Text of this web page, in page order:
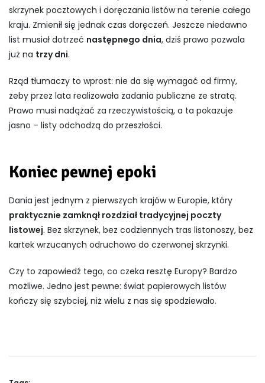
skrzynek pocztowych i doręczania listów na terenie całego
kraju. Zmienił się jednak czas doręczeń. Jeszcze niedawno
list musiał dotrzeć następnego dnia, dziś prawo pozwala
już na trzy dni.
Rząd tłumaczy to wprost: nie da się wymagać od firmy,
żeby przez lata realizowała zadania publiczne ze stratą.
Prawo musi nadążać za rzeczywistością, a ta pokazuje
jasno – listy odchodzą do przeszłości.
Koniec pewnej epoki
Dania jest jednym z pierwszych krajów w Europie, który
praktycznie zamknął rozdział tradycyjnej poczty
listowej. Bez skrzynek, bez codziennych tras listonoszy, bez
kartek wrzucanych odruchowo do czerwonej skrzynki.
Czy to zapowiedź tego, co czeka resztę Europy? Bardzo
możliwe. Jedno jest pewne: świat papierowych listów
kończy się szybciej, niż wielu z nas się spodziewało.